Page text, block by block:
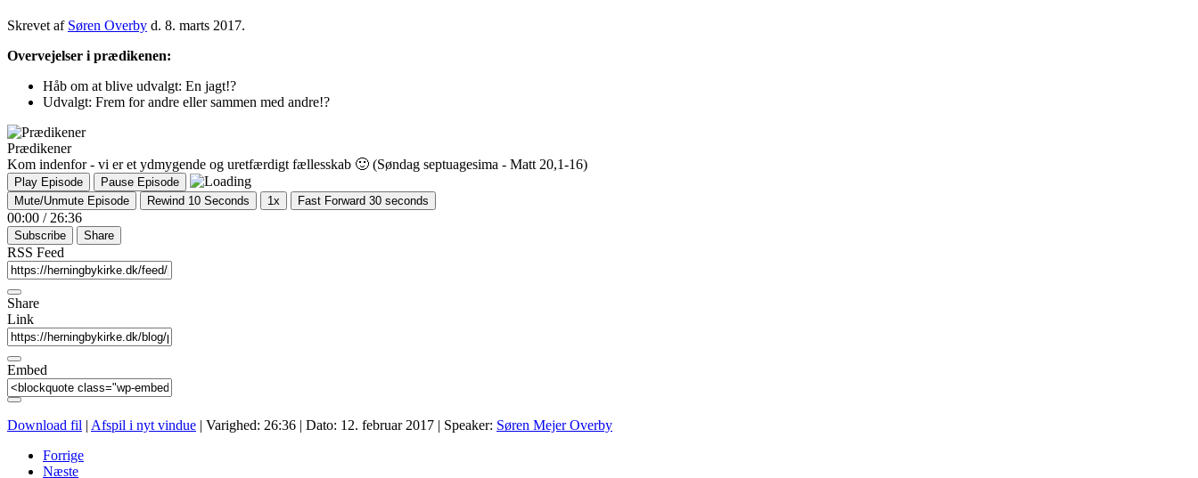
Skrevet af Søren Overby d. 8. marts 2017.
Overvejelser i prædikenen:
Håb om at blive udvalgt: En jagt!?
Udvalgt: Frem for andre eller sammen med andre!?
Prædikener
Kom indenfor - vi er et ydmygende og uretfærdigt fællesskab 🙂 (Søndag septuagesima - Matt 20,1-16)
Play Episode
Pause Episode
Mute/Unmute Episode
Rewind 10 Seconds 1x Fast Forward 30 seconds
00:00 / 26:36
Subscribe Share
RSS Feed
Share
Link
Embed
Download fil | Afspil i nyt vindue | Varighed: 26:36 | Dato: 12. februar 2017 | Speaker: Søren Mejer Overby
Forrige
Næste